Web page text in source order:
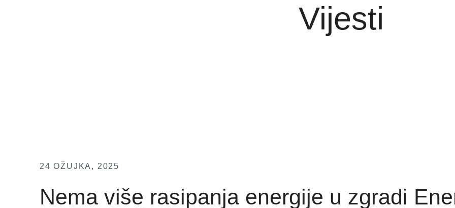
Vijesti
24 OŽUJKA, 2025
Nema više rasipanja energije u zgradi